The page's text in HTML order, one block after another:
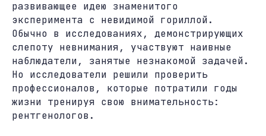
развивающее идею знаменитого
эксперимента с невидимой гориллой.
Обычно в исследованиях, демонстрирующих
слепоту невнимания, участвуют наивные
наблюдатели, занятые незнакомой задачей.
Но исследователи решили проверить
профессионалов, которые потратили годы
жизни тренируя свою внимательность:
рентгенологов.